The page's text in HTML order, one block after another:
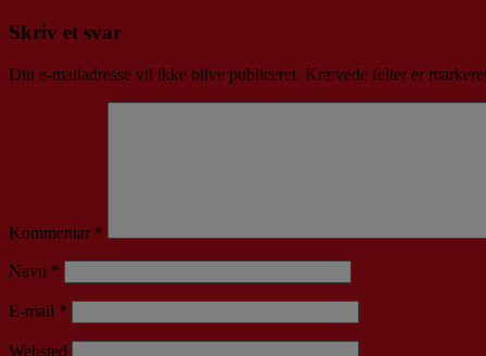
Skriv et svar
Din e-mailadresse vil ikke blive publiceret. Krævede felter er
Kommentar *
Navn *
E-mail *
Websted